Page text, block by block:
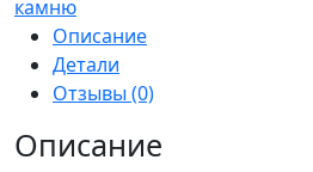
ПРОФИ
(9л)
камню
Описание
Детали
Отзывы (0)
Описание